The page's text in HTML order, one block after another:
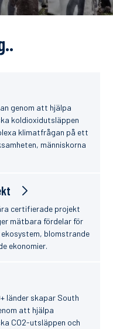
genom att hjälpa
koldioxidutsläppen
klimatfrågan på ett
människorna
certifierade projekt
mätbara fördelar för
blomstrande
ekonomier.
länder skapar South
att hjälpa
CO2-utsläppen och